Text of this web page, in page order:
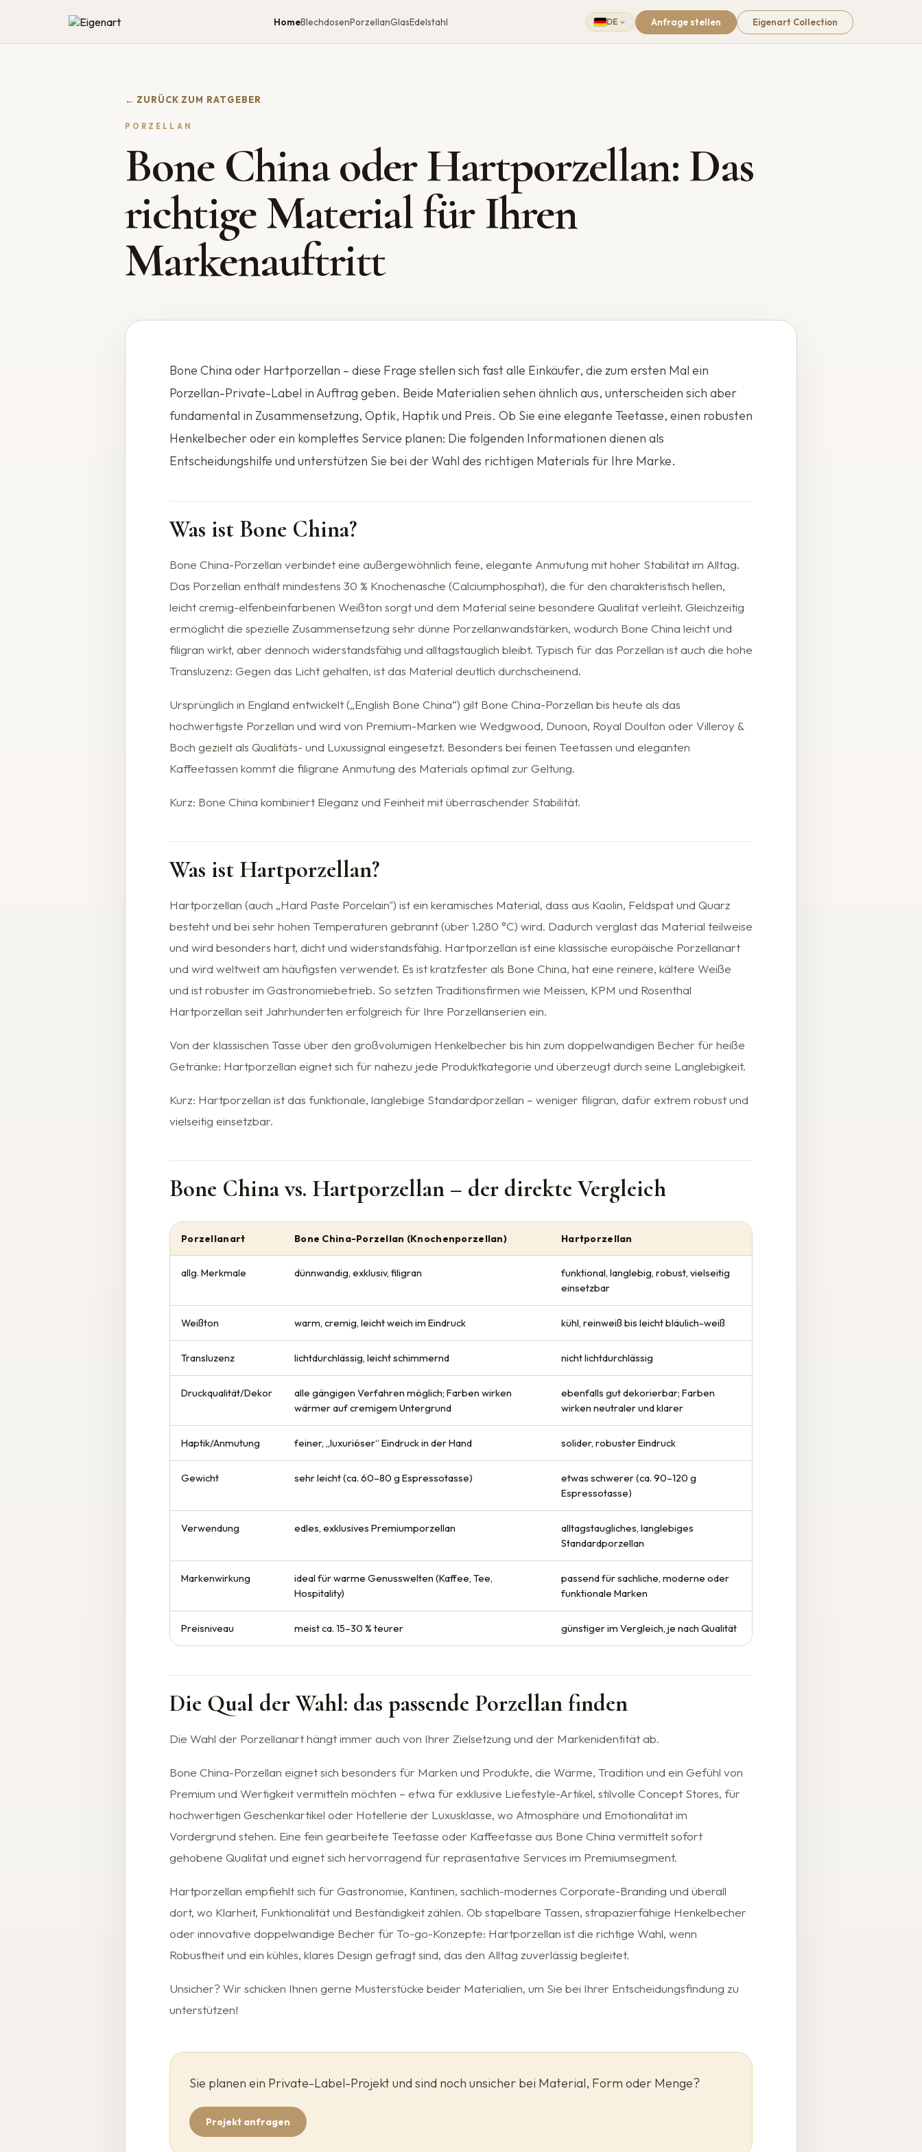
HomeBlechdosenPorzellanGlasEdelstahl DE Anfrage stellen Eigenart Collection
← ZURÜCK ZUM RATGEBER
PORZELLAN
Bone China oder Hartporzellan: Das
richtige Material für Ihren
Markenauftritt
Bone China oder Hartporzellan – diese Frage stellen sich fast alle Einkäufer, die zum ersten Mal ein
Porzellan-Private-Label in Auftrag geben. Beide Materialien sehen ähnlich aus, unterscheiden sich aber
fundamental in Zusammensetzung, Optik, Haptik und Preis. Ob Sie eine elegante Teetasse, einen robusten
Henkelbecher oder ein komplettes Service planen: Die folgenden Informationen dienen als
Entscheidungshilfe und unterstützen Sie bei der Wahl des richtigen Materials für Ihre Marke.
Was ist Bone China?
Bone China-Porzellan verbindet eine außergewöhnlich feine, elegante Anmutung mit hoher Stabilität im Alltag.
Das Porzellan enthält mindestens 30 % Knochenasche (Calciumphosphat), die für den charakteristisch hellen,
leicht cremig-elfenbeinfarbenen Weißton sorgt und dem Material seine besondere Qualität verleiht. Gleichzeitig
ermöglicht die spezielle Zusammensetzung sehr dünne Porzellanwandstärken, wodurch Bone China leicht und
filigran wirkt, aber dennoch widerstandsfähig und alltagstauglich bleibt. Typisch für das Porzellan ist auch die hohe
Transluzenz: Gegen das Licht gehalten, ist das Material deutlich durchscheinend.
Ursprünglich in England entwickelt („English Bone China“) gilt Bone China-Porzellan bis heute als das
hochwertigste Porzellan und wird von Premium-Marken wie Wedgwood, Dunoon, Royal Doulton oder Villeroy &
Boch gezielt als Qualitäts- und Luxussignal eingesetzt. Besonders bei feinen Teetassen und eleganten
Kaffeetassen kommt die filigrane Anmutung des Materials optimal zur Geltung.
Kurz: Bone China kombiniert Eleganz und Feinheit mit überraschender Stabilität.
Was ist Hartporzellan?
Hartporzellan (auch „Hard Paste Porcelain") ist ein keramisches Material, dass aus Kaolin, Feldspat und Quarz
besteht und bei sehr hohen Temperaturen gebrannt (über 1.280 °C) wird. Dadurch verglast das Material teilweise
und wird besonders hart, dicht und widerstandsfähig. Hartporzellan ist eine klassische europäische Porzellanart
und wird weltweit am häufigsten verwendet. Es ist kratzfester als Bone China, hat eine reinere, kältere Weiße
und ist robuster im Gastronomiebetrieb. So setzten Traditionsfirmen wie Meissen, KPM und Rosenthal
Hartporzellan seit Jahrhunderten erfolgreich für Ihre Porzellanserien ein.
Von der klassischen Tasse über den großvolumigen Henkelbecher bis hin zum doppelwandigen Becher für heiße
Getränke: Hartporzellan eignet sich für nahezu jede Produktkategorie und überzeugt durch seine Langlebigkeit.
Kurz: Hartporzellan ist das funktionale, langlebige Standardporzellan – weniger filigran, dafür extrem robust und
vielseitig einsetzbar.
Bone China vs. Hartporzellan – der direkte Vergleich
Porzellanart Bone China-Porzellan (Knochenporzellan) Hartporzellan
allg. Merkmale dünnwandig, exklusiv, filigran
funktional, langlebig, robust, vielseitig
einsetzbar
Weißton warm, cremig, leicht weich im Eindruck kühl, reinweiß bis leicht bläulich-weiß
Transluzenz lichtdurchlässig, leicht schimmernd nicht lichtdurchlässig
Druckqualität/Dekor
alle gängigen Verfahren möglich; Farben wirken
wärmer auf cremigem Untergrund
ebenfalls gut dekorierbar; Farben
wirken neutraler und klarer
Haptik/Anmutung feiner, „luxuriöser“ Eindruck in der Hand solider, robuster Eindruck
Gewicht sehr leicht (ca. 60–80 g Espressotasse)
etwas schwerer (ca. 90–120 g
Espressotasse)
Verwendung edles, exklusives Premiumporzellan
alltagstaugliches, langlebiges
Standardporzellan
Markenwirkung
ideal für warme Genusswelten (Kaffee, Tee,
Hospitality)
passend für sachliche, moderne oder
funktionale Marken
Preisniveau meist ca. 15–30 % teurer günstiger im Vergleich, je nach Qualität
Die Qual der Wahl: das passende Porzellan finden
Die Wahl der Porzellanart hängt immer auch von Ihrer Zielsetzung und der Markenidentität ab.
Bone China-Porzellan eignet sich besonders für Marken und Produkte, die Wärme, Tradition und ein Gefühl von
Premium und Wertigkeit vermitteln möchten – etwa für exklusive Liefestyle-Artikel, stilvolle Concept Stores, für
hochwertigen Geschenkartikel oder Hotellerie der Luxusklasse, wo Atmosphäre und Emotionalität im
Vordergrund stehen. Eine fein gearbeitete Teetasse oder Kaffeetasse aus Bone China vermittelt sofort
gehobene Qualität und eignet sich hervorragend für repräsentative Services im Premiumsegment.
Hartporzellan empfiehlt sich für Gastronomie, Kantinen, sachlich-modernes Corporate-Branding und überall
dort, wo Klarheit, Funktionalität und Beständigkeit zählen. Ob stapelbare Tassen, strapazierfähige Henkelbecher
oder innovative doppelwandige Becher für To-go-Konzepte: Hartporzellan ist die richtige Wahl, wenn
Robustheit und ein kühles, klares Design gefragt sind, das den Alltag zuverlässig begleitet.
Unsicher? Wir schicken Ihnen gerne Musterstücke beider Materialien, um Sie bei Ihrer Entscheidungsfindung zu
unterstützen!
Sie planen ein Private-Label-Projekt und sind noch unsicher bei Material, Form oder Menge?
Projekt anfragen